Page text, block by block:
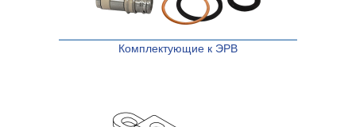
Комплектующие к ЭРВ